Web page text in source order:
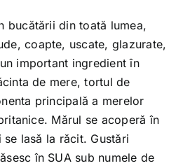
bucătării din toată lumea,
coapte, uscate, glazurate,
important ingredient în
de mere, tortul de
principală a merelor
Mărul se acoperă în
lasă la răcit. Gustări
în SUA sub numele de